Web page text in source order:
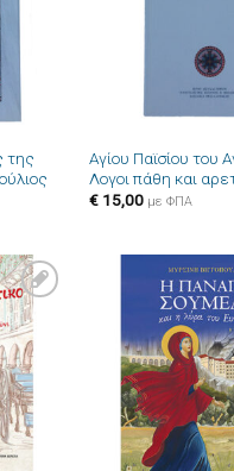
της
Αγίου Παϊσίου του
Λογοι πάθη και
€15,00 με ΦΠΑ
λίστα